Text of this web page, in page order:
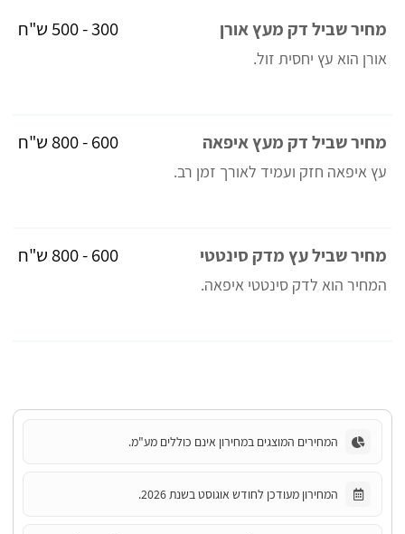
מחיר שביל דק מעץ אורן
אורן הוא עץ יחסית זול.
300 - 500 ש"ח
מחיר שביל דק מעץ איפאה
עץ איפאה חזק ועמיד לאורך זמן רב.
600 - 800 ש"ח
מחיר שביל עץ מדק סינטטי
המחיר הוא לדק סינטטי איפאה.
600 - 800 ש"ח
המחירים המוצגים במחירון אינם כוללים מע"מ.
המחירון מעודכן לחודש אוגוסט בשנת 2026.